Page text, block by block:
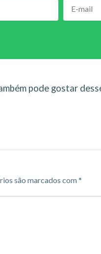
pode gostar
são marcados com*